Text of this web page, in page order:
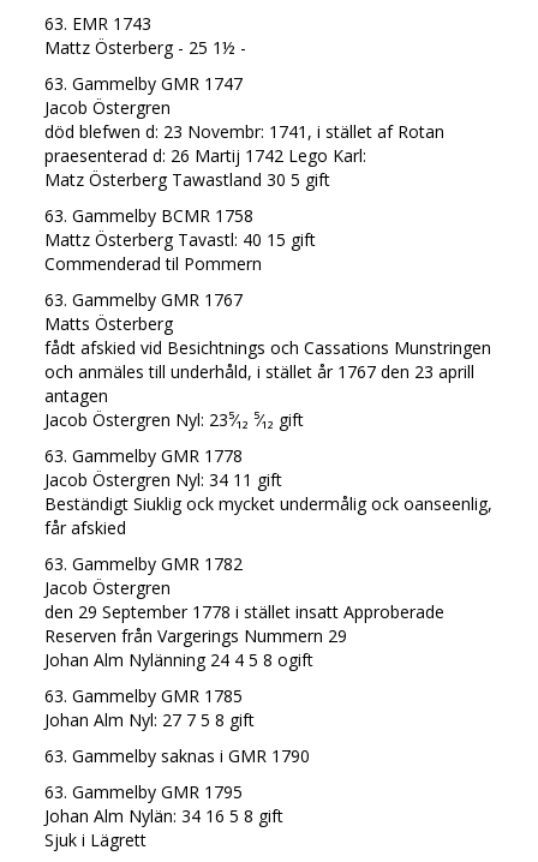
63. EMR 1743
Mattz Österberg - 25 1½ -
63. Gammelby GMR 1747
Jacob Östergren
död blefwen d: 23 Novembr: 1741, i stället af Rotan
praesenterad d: 26 Martij 1742 Lego Karl:
Matz Österberg Tawastland 30 5 gift
63. Gammelby BCMR 1758
Mattz Österberg Tavastl: 40 15 gift
Commenderad til Pommern
63. Gammelby GMR 1767
Matts Österberg
fådt afskied vid Besichtnings och Cassations Munstringen
och anmäles till underhåld, i stället år 1767 den 23 aprill
antagen
Jacob Östergren Nyl: 23⁵⁄₁₂ ⁵⁄₁₂ gift
63. Gammelby GMR 1778
Jacob Östergren Nyl: 34 11 gift
Beständigt Siuklig ock mycket undermålig ock oanseenlig,
får afskied
63. Gammelby GMR 1782
Jacob Östergren
den 29 September 1778 i stället insatt Approberade
Reserven från Vargerings Nummern 29
Johan Alm Nylänning 24 4 5 8 ogift
63. Gammelby GMR 1785
Johan Alm Nyl: 27 7 5 8 gift
63. Gammelby saknas i GMR 1790
63. Gammelby GMR 1795
Johan Alm Nylän: 34 16 5 8 gift
Sjuk i Lägrett